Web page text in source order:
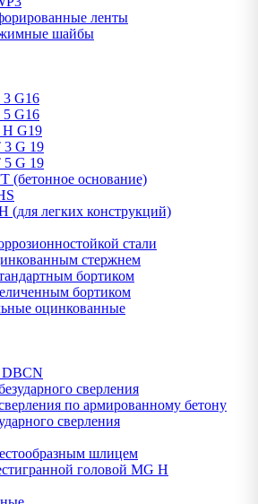
ленты
шайбы
3 G16
5 G16
H G19
3 G 19
5 G 19
(бетонное основание)
(для легких конструкций)
стали
стержнем
бортиком
бортиком
оцинкованные
DBCN
сверления
по армированному бетону
сверления
шлицем
головой MG H